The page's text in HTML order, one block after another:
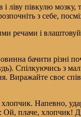
ліву півкулю
з себе,
речами і
бачити різні
Спілкуючись з
Виражайте своє
Напевно,
Ой, плаче, хлопчик!